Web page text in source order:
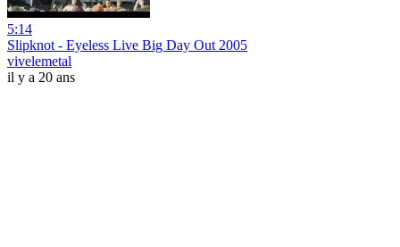
5:14
Slipknot - Eyeless Live Big Day Out 2005
vivelemetal
il y a 20 ans